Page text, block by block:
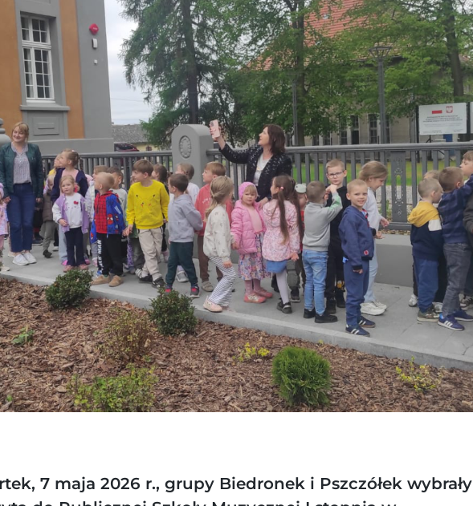
7 maja 2026 r., grupy Biedronek i Pszczółek wybrały